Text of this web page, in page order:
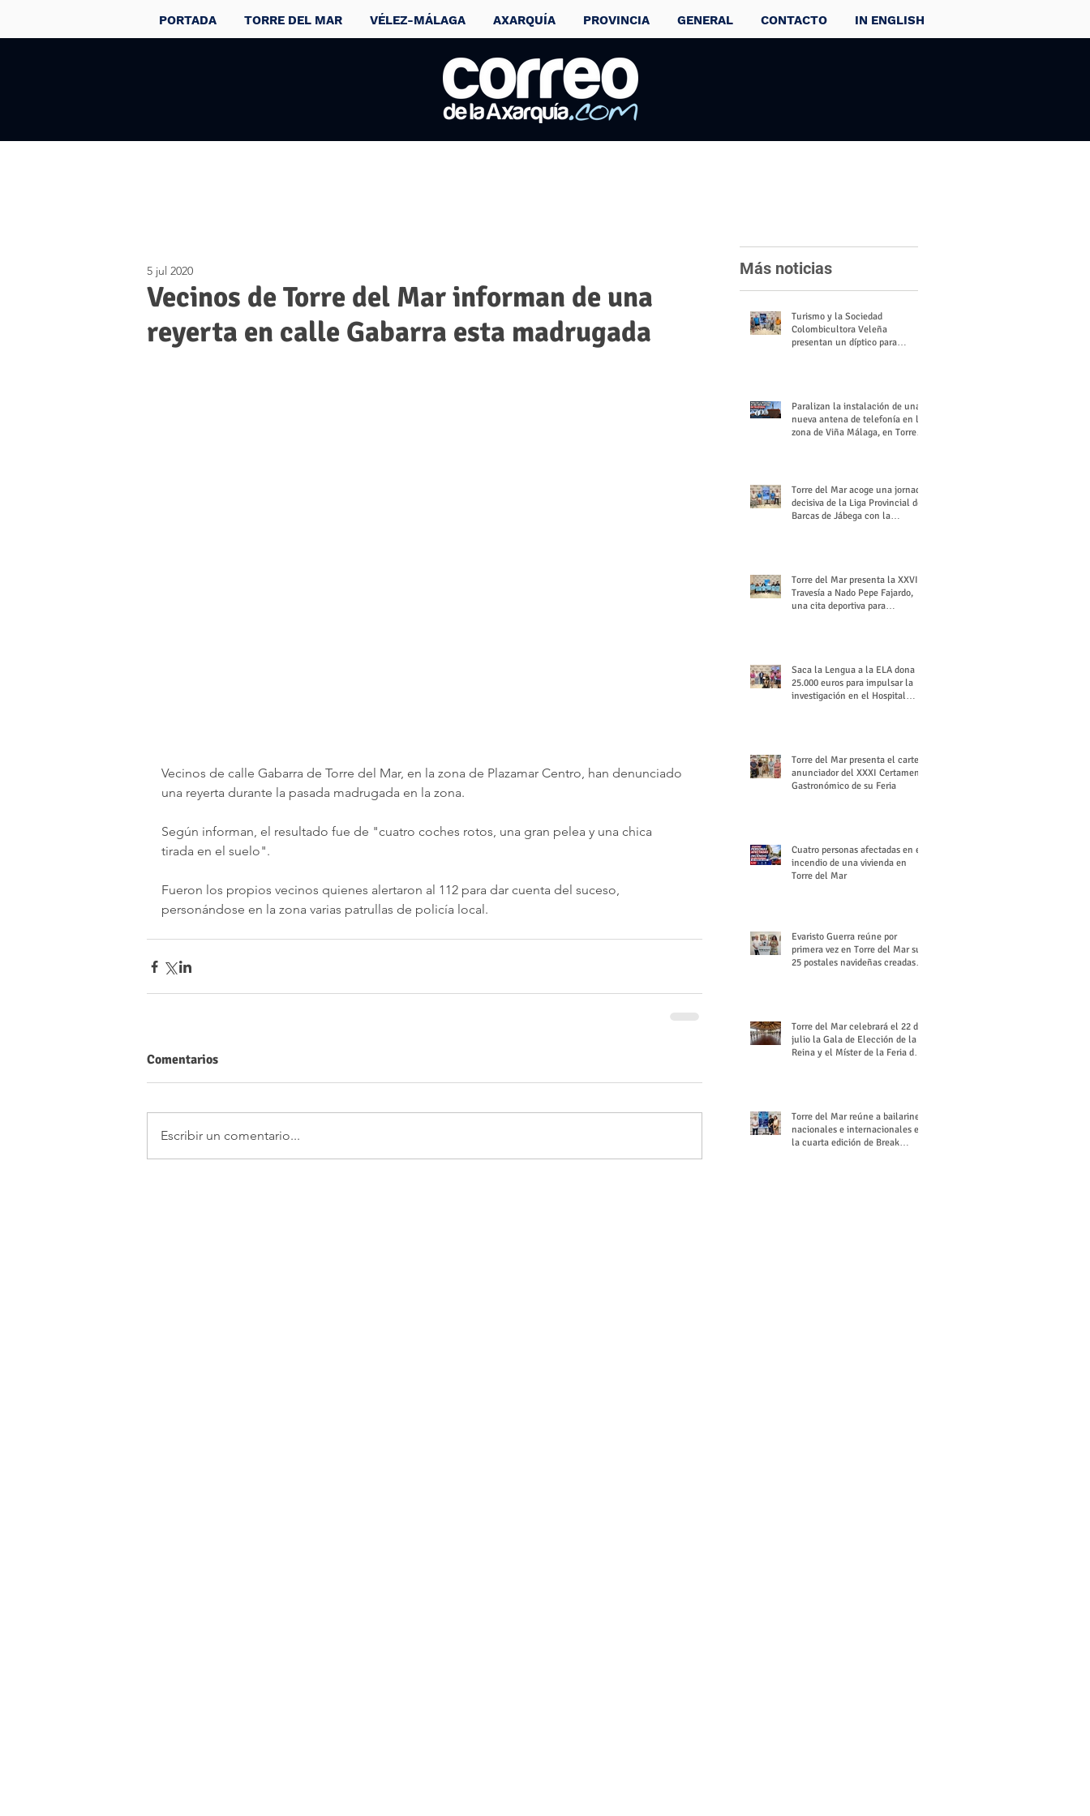
PORTADA TORRE DEL MAR VÉLEZ-MÁLAGA AXARQUÍA PROVINCIA GENERAL CONTACTO IN ENGLISH
Vecinos de Torre del Mar informan de una
reyerta en calle Gabarra esta madrugada
5 jul 2020
Vecinos de calle Gabarra de Torre del Mar, en la zona de Plazamar Centro, han denunciado
una reyerta durante la pasada madrugada en la zona.
Según informan, el resultado fue de "cuatro coches rotos, una gran pelea y una chica
tirada en el suelo".
Fueron los propios vecinos quienes alertaron al 112 para dar cuenta del suceso,
personándose en la zona varias patrullas de policía local.
Comentarios
Escribir un comentario...
Más noticias
Turismo y la Sociedad
Colombicultora Veleña
presentan un díptico para
Paralizan la instalación de una
nueva antena de telefonía en la
zona de Viña Málaga, en Torre
Torre del Mar acoge una jornada
decisiva de la Liga Provincial de
Barcas de Jábega con la
Torre del Mar presenta la XXVI
Travesía a Nado Pepe Fajardo,
una cita deportiva para
Saca la Lengua a la ELA dona
25.000 euros para impulsar la
investigación en el Hospital
Torre del Mar presenta el cartel
anunciador del XXXI Certamen
Gastronómico de su Feria
Cuatro personas afectadas en el
incendio de una vivienda en
Torre del Mar
Evaristo Guerra reúne por
primera vez en Torre del Mar sus
25 postales navideñas creadas
Torre del Mar celebrará el 22 de
julio la Gala de Elección de la
Reina y el Míster de la Feria de
Torre del Mar reúne a bailarines
nacionales e internacionales en
la cuarta edición de Break